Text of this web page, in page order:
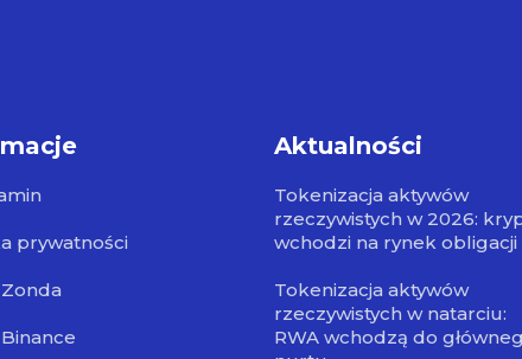
prywatności
Zonda
Binance
Aktualności
Tokenizacja aktywów
rzeczywistych w 2026:
wchodzi na rynek obligacji
Tokenizacja aktywów
rzeczywistych w natarciu:
RWA wchodzą do